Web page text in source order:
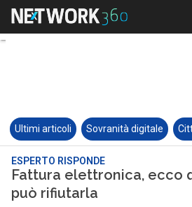
Ultimi articoli Sovranità digitale
ESPERTO RISPONDE
Fattura elettronica, ecco
può rifiutarla